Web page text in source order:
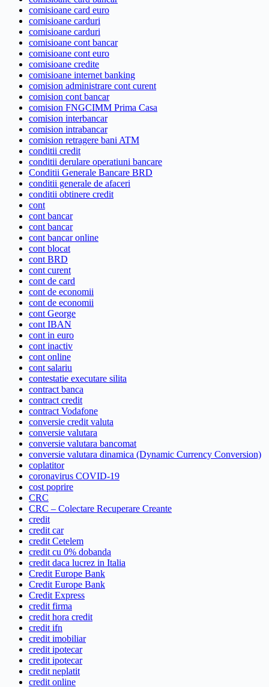
comisioane card euro
comisioane carduri
comisioane carduri
comisioane cont bancar
comisioane cont euro
comisioane credite
comisioane internet banking
comision administrare cont curent
comision cont bancar
comision FNGCIMM Prima Casa
comision interbancar
comision intrabancar
comision retragere bani ATM
conditii credit
conditii derulare operatiuni bancare
Conditii Generale Bancare BRD
conditii generale de afaceri
conditii obtinere credit
cont
cont bancar
cont bancar
cont bancar online
cont blocat
cont BRD
cont curent
cont de card
cont de economii
cont de economii
cont George
cont IBAN
cont in euro
cont inactiv
cont online
cont salariu
contestatie executare silita
contract banca
contract credit
contract Vodafone
conversie credit valuta
conversie valutara
conversie valutara bancomat
conversie valutara dinamica (Dynamic Currency Conversion)
coplatitor
coronavirus COVID-19
cost poprire
CRC
CRC – Colectare Recuperare Creante
credit
credit car
credit Cetelem
credit cu 0% dobanda
credit daca lucrez in Italia
Credit Europe Bank
Credit Europe Bank
Credit Express
credit firma
credit hora credit
credit ifn
credit imobiliar
credit ipotecar
credit ipotecar
credit neplatit
credit online